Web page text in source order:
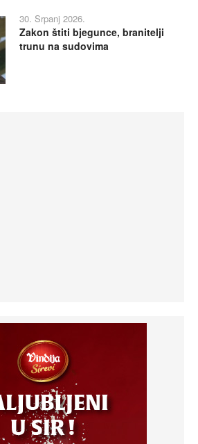
30. Srpanj 2026.
Zakon štiti bjegunce, branitelji
trunu na sudovima